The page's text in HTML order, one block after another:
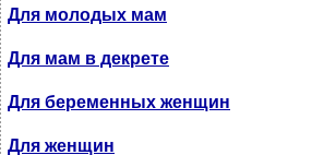
Для молодых мам
Для мам в декрете
Для беременных женщин
Для женщин